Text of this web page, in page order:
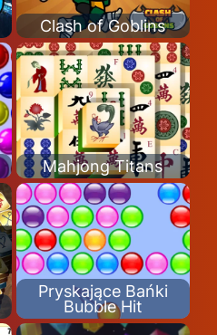
Clash of Goblins
Mahjong Titans
Pryskające Bańki
Bubble Hit